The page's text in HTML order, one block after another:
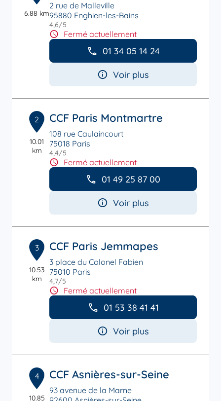
6.88 km
2 rue de Malleville
95880 Enghien-les-Bains
4,6/5
Fermé actuellement
01 34 05 14 24
Voir plus
2
10.01
km
CCF Paris Montmartre
108 rue Caulaincourt
75018 Paris
4,4/5
Fermé actuellement
01 49 25 87 00
Voir plus
3
10.53
km
CCF Paris Jemmapes
3 place du Colonel Fabien
75010 Paris
4,7/5
Fermé actuellement
01 53 38 41 41
Voir plus
4
10.85
CCF Asnières-sur-Seine
93 avenue de la Marne